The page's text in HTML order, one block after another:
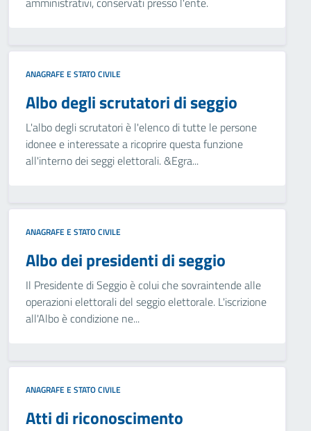
ANAGRAFE E STATO CIVILE
Albo degli scrutatori di seggio
L'albo degli scrutatori è l'elenco di tutte le persone
idonee e interessate a ricoprire questa funzione
all'interno dei seggi elettorali. &Egra...
ANAGRAFE E STATO CIVILE
Albo dei presidenti di seggio
Il Presidente di Seggio è colui che sovraintende alle
operazioni elettorali del seggio elettorale. L'iscrizione
all'Albo è condizione ne...
ANAGRAFE E STATO CIVILE
Atti di riconoscimento